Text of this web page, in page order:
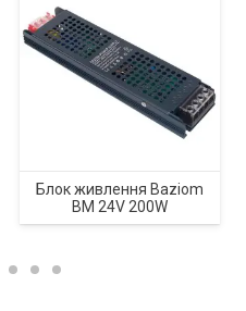
Блок живлення Baziom
BM 24V 200W